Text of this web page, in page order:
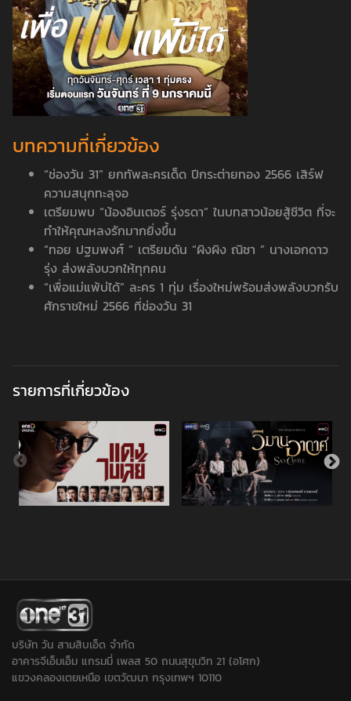
บทความที่เกี่ยวข้อง
“ช่องวัน 31” ยกทัพละครเด็ด ปีกระต่ายทอง 2566 เสิร์ฟ
ความสนุกทะลุจอ
เตรียมพบ “น้องอินเตอร์ รุ่งรดา” ในบทสาวน้อยสู้ชีวิต ที่จะ
ทำให้คุณหลงรักมากยิ่งขึ้น
“ทอย ปฐมพงศ์ ” เตรียมดัน “ผิงผิง ณิชา ” นางเอกดาว
รุ่ง ส่งพลังบวกให้ทุกคน
“เพื่อแม่แพ้บ่ได้” ละคร 1 ทุ่ม เรื่องใหม่พร้อมส่งพลังบวกรับ
ศักราชใหม่ 2566 ที่ช่องวัน 31
รายการที่เกี่ยวข้อง
บริษัท วัน สามสิบเอ็ด จำกัด
อาคารจีเอ็มเอ็ม แกรมมี่ เพลส 50 ถนนสุขุมวิท 21 (อโศก)
แขวงคลองเตยเหนือ เขตวัฒนา กรุงเทพฯ 10110